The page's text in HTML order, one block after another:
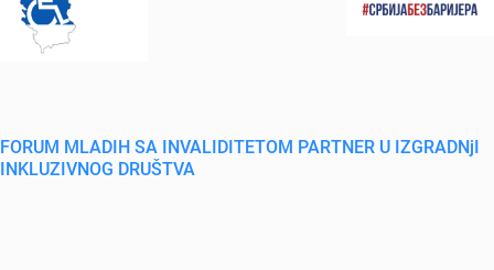
FORUM MLADIH SA INVALIDITETOM PARTNER U IZGRADNjI
INKLUZIVNOG DRUŠTVA